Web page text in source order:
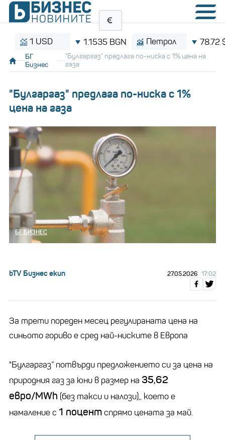
1 USD 1.1535 BGN Петрол 78.72 $/
БГ
Бизнес
"Булгаргаз" предлага по-ниска с 1% цена на
газа
"Булгаргаз" предлага по-ниска с 1%
цена на газа
БГ БИЗНЕС
bTV Бизнес екип 27.05.2026 17:02
За трети пореден месец регулираната цена на
синьото гориво е сред най-ниските в Европа
"Булгаргаз“ потвърди предложението си за цена на
природния газ за юни в размер на 35,62
евро/MWh (без такси и налози),, което е
намаление с 1 поцентспрямо цената за май.